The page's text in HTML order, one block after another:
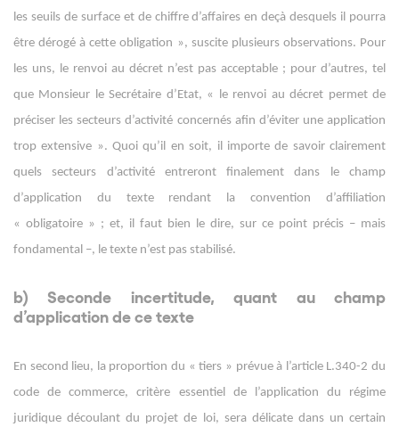
les seuils de surface et de chiffre d’affaires en deçà desquels il pourra
être dérogé à cette obligation », suscite plusieurs observations. Pour
les uns, le renvoi au décret n’est pas acceptable ; pour d’autres, tel
que Monsieur le Secrétaire d’Etat, « le renvoi au décret permet de
préciser les secteurs d’activité concernés afin d’éviter une application
trop extensive ». Quoi qu’il en soit, il importe de savoir clairement
quels secteurs d’activité entreront finalement dans le champ
d’application du texte rendant la convention d’affiliation
« obligatoire » ; et, il faut bien le dire, sur ce point précis – mais
fondamental –, le texte n’est pas stabilisé.
b) Seconde incertitude, quant au champ
d’application de ce texte
En second lieu, la proportion du « tiers » prévue à l’article L.340-2 du
code de commerce, critère essentiel de l’application du régime
juridique découlant du projet de loi, sera délicate dans un certain